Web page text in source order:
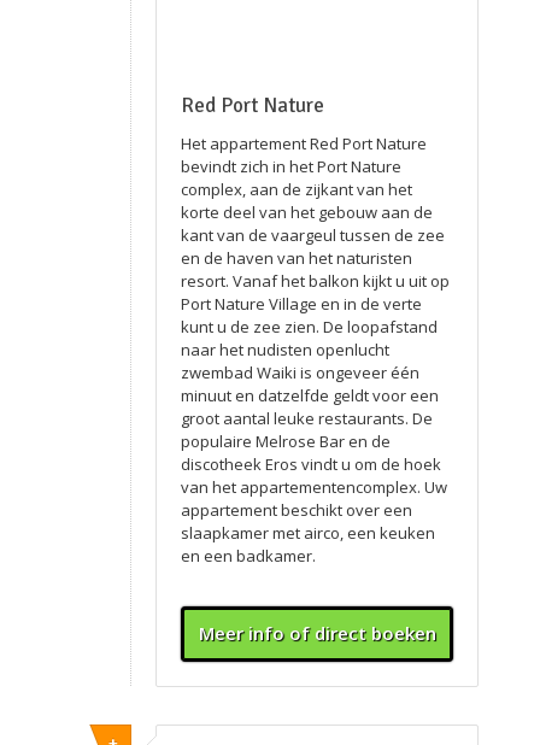
Red Port Nature
Het appartement Red Port Nature
bevindt zich in het Port Nature
complex, aan de zijkant van het
korte deel van het gebouw aan de
kant van de vaargeul tussen de zee
en de haven van het naturisten
resort. Vanaf het balkon kijkt u uit op
Port Nature Village en in de verte
kunt u de zee zien. De loopafstand
naar het nudisten openlucht
zwembad Waiki is ongeveer één
minuut en datzelfde geldt voor een
groot aantal leuke restaurants. De
populaire Melrose Bar en de
discotheek Eros vindt u om de hoek
van het appartementencomplex. Uw
appartement beschikt over een
slaapkamer met airco, een keuken
en een badkamer.
Meer info of direct boeken